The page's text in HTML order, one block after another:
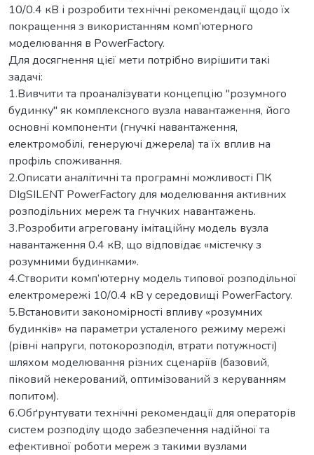
10/0.4 кВ і розробити технічні рекомендації щодо їх
покращення з використанням комп’ютерного
моделювання в PowerFactory.
Для досягнення цієї мети потрібно вирішити такі
задачі:
1.Вивчити та проаналізувати концепцію "розумного
будинку" як комплексного вузла навантаження, його
основні компоненти (гнучкі навантаження,
електромобілі, генеруючі джерела) та їх вплив на
профіль споживання.
2.Описати аналітичні та програмні можливості ПК
DIgSILENT PowerFactory для моделювання активних
розподільних мереж та гнучких навантажень.
3.Розробити агреговану імітаційну модель вузла
навантаження 0.4 кВ, що відповідає «містечку з
розумними будинками».
4.Створити комп’ютерну модель типової розподільної
електромережі 10/0.4 кВ у середовищі PowerFactory.
5.Встановити закономірності впливу «розумних
будинків» на параметри усталеного режиму мережі
(рівні напруги, потокорозподіл, втрати потужності)
шляхом моделювання різних сценаріїв (базовий,
піковий некерований, оптимізований з керуванням
попитом).
6.Обґрунтувати технічні рекомендації для операторів
систем розподілу щодо забезпечення надійної та
ефективної роботи мереж з такими вузлами